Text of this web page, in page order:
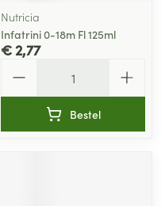
Nutricia
Infatrini 0-18m Fl 125ml
€ 2,77
Bestel